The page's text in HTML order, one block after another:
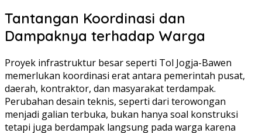
Tantangan Koordinasi dan
Dampaknya terhadap Warga
Proyek infrastruktur besar seperti Tol Jogja-Bawen
memerlukan koordinasi erat antara pemerintah pusat,
daerah, kontraktor, dan masyarakat terdampak.
Perubahan desain teknis, seperti dari terowongan
menjadi galian terbuka, bukan hanya soal konstruksi
tetapi juga berdampak langsung pada warga karena